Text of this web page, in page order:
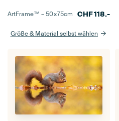
ArtFrame™ –50×75cm CHF118.-
Größe & Material selbst wählen